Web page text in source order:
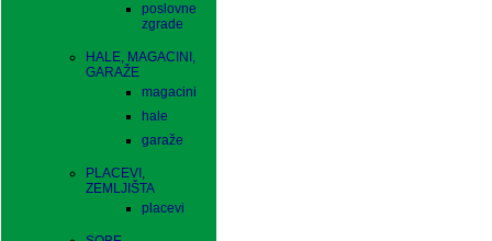
poslovne
zgrade
HALE, MAGACINI,
GARAŽE
magacini
hale
garaže
PLACEVI,
ZEMLJIŠTA
placevi